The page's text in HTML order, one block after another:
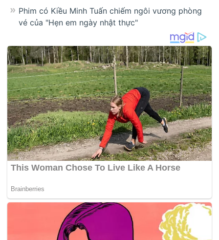
Phim có Kiều Minh Tuấn chiếm ngôi vương phòng
vé của "Hẹn em ngày nhật thực"